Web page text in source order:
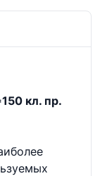
кл. пр.